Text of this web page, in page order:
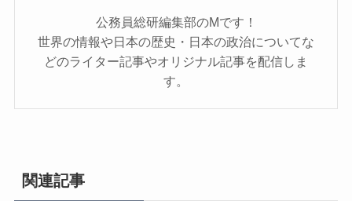
公務員総研編集部のMです！
世界の情報や日本の歴史・日本の政治についてな
どのライター記事やオリジナル記事を配信しま
す。
関連記事